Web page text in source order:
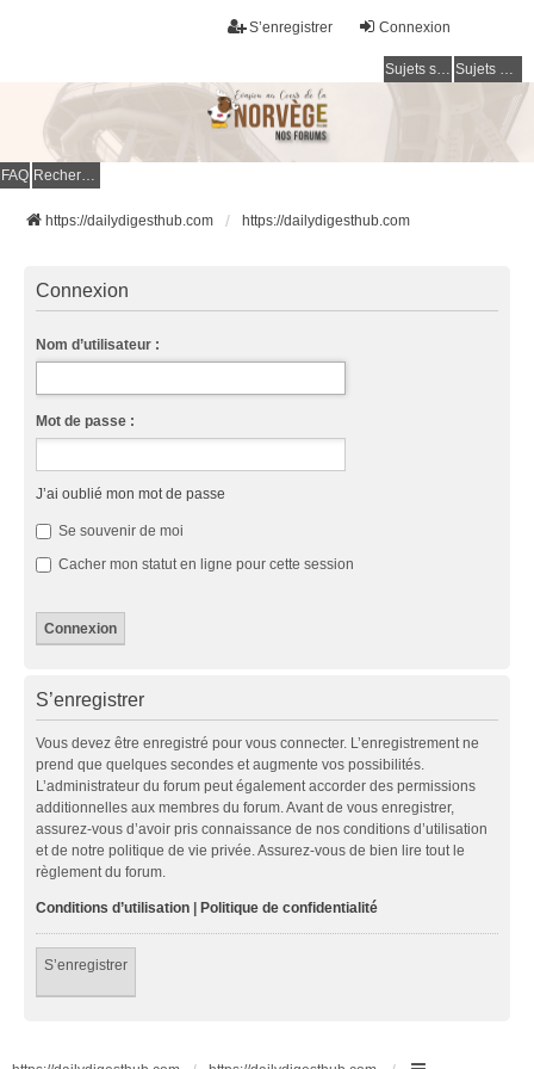
Connexion
S’enregistrer
Sujets sans réponse Sujets actifs
FAQ Rechercher
https://dailydigesthub.com https://dailydigesthub.com
Connexion
Nom d’utilisateur :
Mot de passe :
J’ai oublié mon mot de passe
Se souvenir de moi
Cacher mon statut en ligne pour cette session
S’enregistrer
Vous devez être enregistré pour vous connecter. L’enregistrement ne
prend que quelques secondes et augmente vos possibilités.
L’administrateur du forum peut également accorder des permissions
additionnelles aux membres du forum. Avant de vous enregistrer,
assurez-vous d’avoir pris connaissance de nos conditions d’utilisation
et de notre politique de vie privée. Assurez-vous de bien lire tout le
règlement du forum.
Conditions d’utilisation Politique de confidentialité
S’enregistrer